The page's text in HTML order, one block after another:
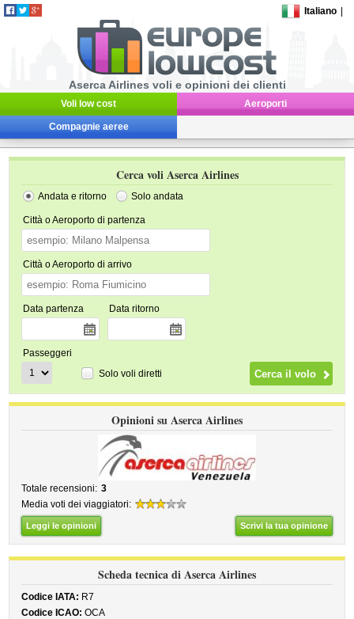
Italiano
Aserca Airlines voli e opinioni dei clienti
Voli low cost Aeroporti
Compagnie aeree
Cerca voli Aserca Airlines
Andata e ritorno Solo andata
Città o Aeroporto di partenza
Città o Aeroporto di arrivo
Data partenza Data ritorno
Passeggeri
Solo voli diretti
Opinioni su Aserca Airlines
Totale recensioni: 3
Media voti dei viaggiatori:
Leggi le opinioni Scrivi la tua opinione
Scheda tecnica di Aserca Airlines
Codice IATA: R7
Codice ICAO: OCA